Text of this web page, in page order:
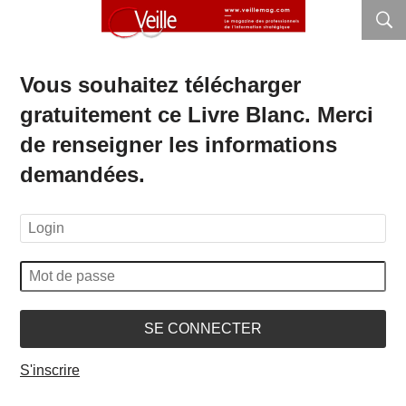
Vous souhaitez télécharger
gratuitement ce Livre Blanc. Merci
de renseigner les informations
demandées.
SE CONNECTER
S'inscrire